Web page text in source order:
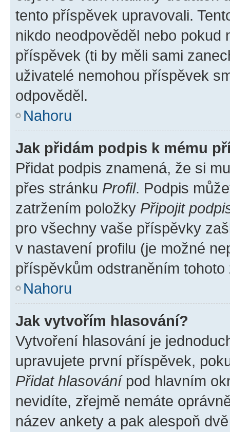
tento příspěvek upravovali.
nikdo neodpověděl nebo pokud
příspěvek (ti by měli sami
uživatelé nemohou příspěvek
odpověděl.
Nahoru
Jak přidám podpis k mému
Přidat podpis znamená, že si
přes stránku Profil. Podpis
zatržením položky Připojit
pro všechny vaše příspěvky
v nastavení profilu (je možné
příspěvkům odstraněním
Nahoru
Jak vytvořím hlasování?
Vytvoření hlasování je
upravujete první příspěvek,
Přidat hlasovánípod hlavním
nevidíte, zřejmě nemáte
název ankety a pak alespoň